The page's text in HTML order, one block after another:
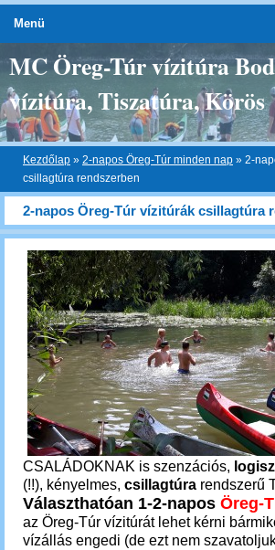
MC Öreg-Túr vízitúra
vízitúra, Tiszatúra, Körös
Kezdőlap » 2-napos Öreg-Túr minden nap » 2-
csillagtúra rendszerben
2-napos Öreg-Túr vízitúrák csillagtúra
CSALÁDOKNAK is szenzációs,
(!!), kényelmes, csillagtúra rendszerű
Választhatóan 1-2-napos Öreg-
az Öreg-Túr vízitúrát lehet kérni
vízállás engedi (de ezt nem
Menü